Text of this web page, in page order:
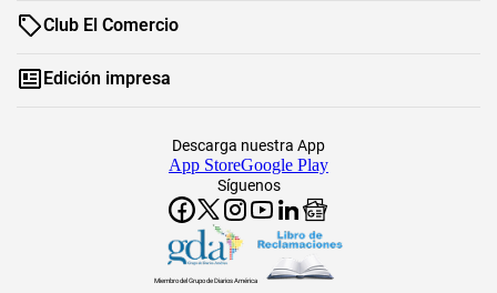
Club El Comercio
Edición impresa
Síguenos
Descarga nuestra App
App StoreGoogle Play
Miembro del Grupo de Diarios América